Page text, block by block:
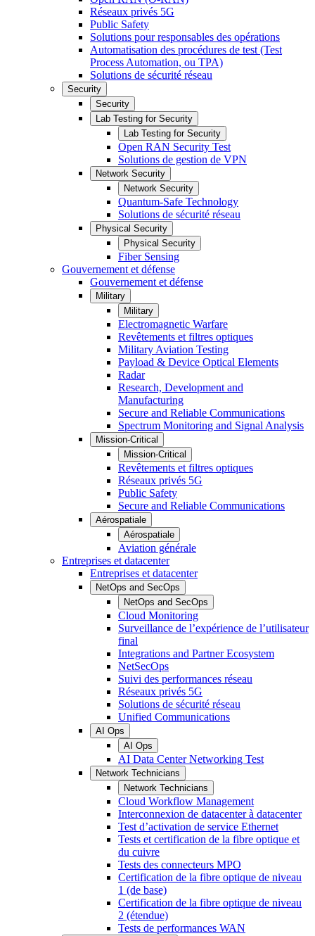
Réseaux privés 5G
Public Safety
Solutions pour responsables des opérations
Automatisation des procédures de test (Test
Process Automation, ou TPA)
Solutions de sécurité réseau
Security
Security
Lab Testing for Security
Lab Testing for Security
Open RAN Security Test
Solutions de gestion de VPN
Network Security
Network Security
Quantum-Safe Technology
Solutions de sécurité réseau
Physical Security
Physical Security
Fiber Sensing
Gouvernement et défense
Gouvernement et défense
Military
Military
Electromagnetic Warfare
Revêtements et filtres optiques
Military Aviation Testing
Payload & Device Optical Elements
Radar
Research, Development and
Manufacturing
Secure and Reliable Communications
Spectrum Monitoring and Signal Analysis
Mission-Critical
Mission-Critical
Revêtements et filtres optiques
Réseaux privés 5G
Public Safety
Secure and Reliable Communications
Aérospatiale
Aérospatiale
Aviation générale
Entreprises et datacenter
Entreprises et datacenter
NetOps and SecOps
NetOps and SecOps
Cloud Monitoring
Surveillance de l’expérience de l’utilisateur
final
Integrations and Partner Ecosystem
NetSecOps
Suivi des performances réseau
Réseaux privés 5G
Solutions de sécurité réseau
Unified Communications
AI Ops
AI Ops
AI Data Center Networking Test
Network Technicians
Network Technicians
Cloud Workflow Management
Interconnexion de datacenter à datacenter
Test d’activation de service Ethernet
Tests et certification de la fibre optique et
du cuivre
Tests des connecteurs MPO
Certification de la fibre optique de niveau
1 (de base)
Certification de la fibre optique de niveau
2 (étendue)
Tests de performances WAN